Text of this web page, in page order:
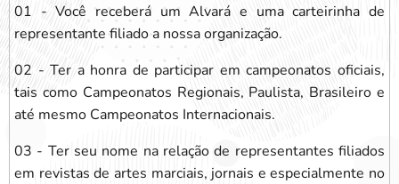
01 - Você receberá um Alvará e uma carteirinha de
representante filiado a nossa organização.
02 - Ter a honra de participar em campeonatos oficiais,
tais como Campeonatos Regionais, Paulista, Brasileiro e
até mesmo Campeonatos Internacionais.
03 - Ter seu nome na relação de representantes filiados
em revistas de artes marciais, jornais e especialmente no